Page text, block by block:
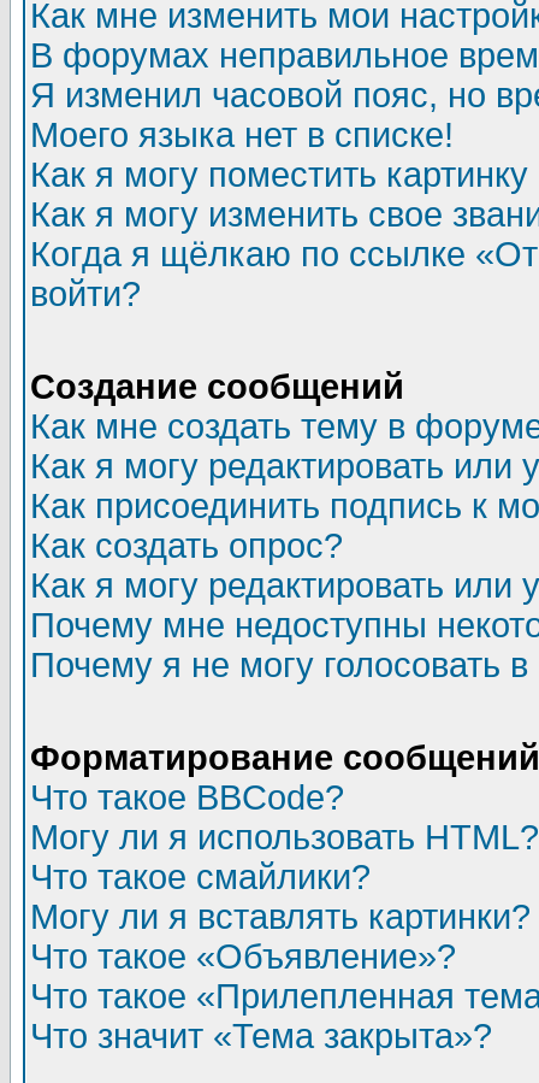
Как мне изменить мои
В форумах неправильное
Я изменил часовой пояс, но
Моего языка нет в списке!
Как я могу поместить
Как я могу изменить свое
Когда я щёлкаю по ссылке
войти?
Создание сообщений
Как мне создать тему в
Как я могу редактировать или
Как присоединить подпись к
Как создать опрос?
Как я могу редактировать или
Почему мне недоступны
Почему я не могу голосовать
Форматирование
Что такое BBCode?
Могу ли я использовать HTML?
Что такое смайлики?
Могу ли я вставлять картинки?
Что такое «Объявление»?
Что такое «Прилепленная
Что значит «Тема закрыта»?